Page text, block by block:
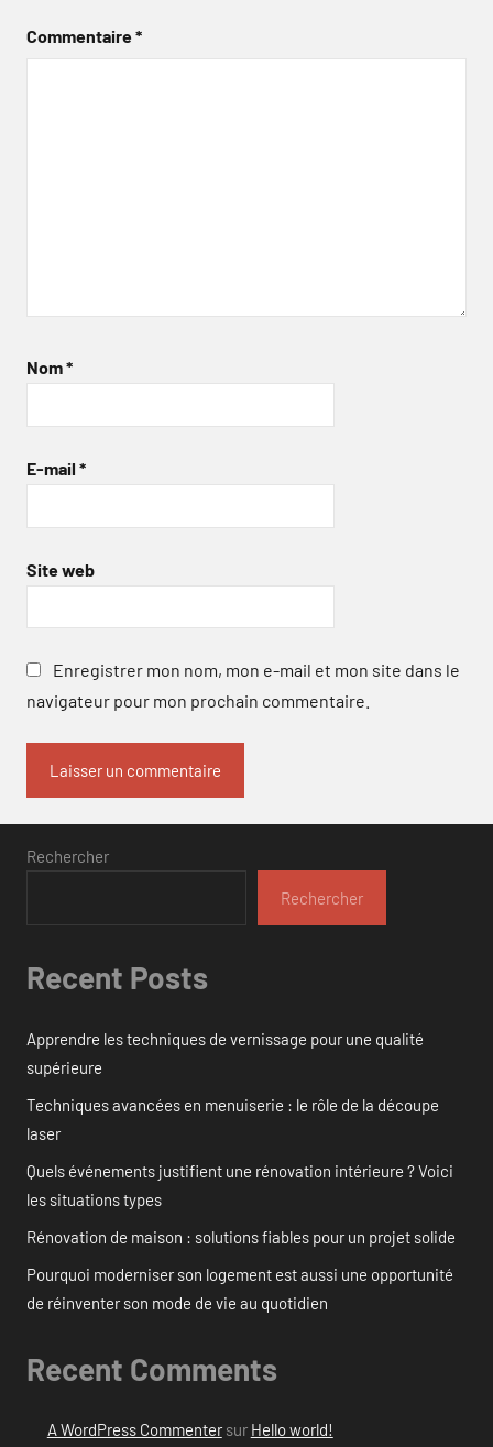
Commentaire*
Nom*
E-mail *
Site web
Enregistrer mon nom, mon e-mail et mon site dans le
navigateur pour mon prochain commentaire.
Rechercher
Rechercher
Recent Posts
Apprendre les techniques de vernissage pour une qualité
supérieure
Techniques avancées en menuiserie : le rôle de la découpe
laser
Quels événements justifient une rénovation intérieure ? Voici
les situations types
Rénovation de maison : solutions fiables pour un projet solide
Pourquoi moderniser son logement est aussi une opportunité
de réinventer son mode de vie au quotidien
Recent Comments
A WordPress Commentersur Hello world!